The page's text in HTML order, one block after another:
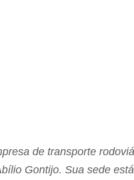
de transporte
Gontijo. Sua sede